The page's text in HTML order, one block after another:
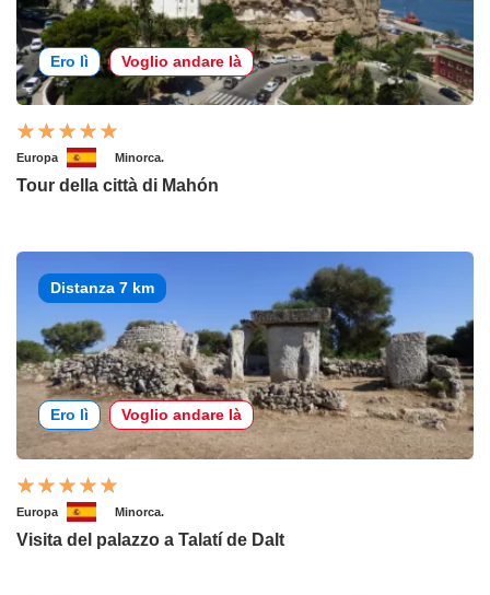
Ero lì Voglio andare là
Europa Minorca.
Tour della città di Mahón
Distanza 7 km
Ero lì Voglio andare là
Europa Minorca.
Visita del palazzo a Talatí de Dalt